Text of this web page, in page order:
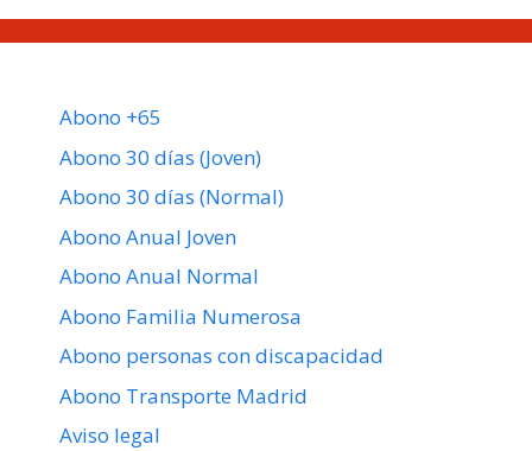
Abono +65
Abono 30 días (Joven)
Abono 30 días (Normal)
Abono Anual Joven
Abono Anual Normal
Abono Familia Numerosa
Abono personas con discapacidad
Abono Transporte Madrid
Aviso legal